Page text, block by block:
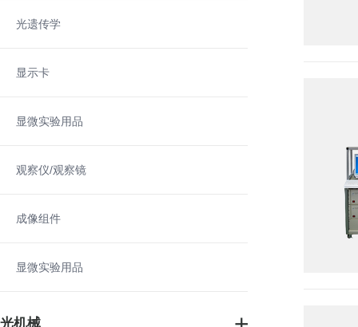
光遗传学
显示卡
显微实验用品
观察仪/观察镜
成像组件
显微实验用品
光机械